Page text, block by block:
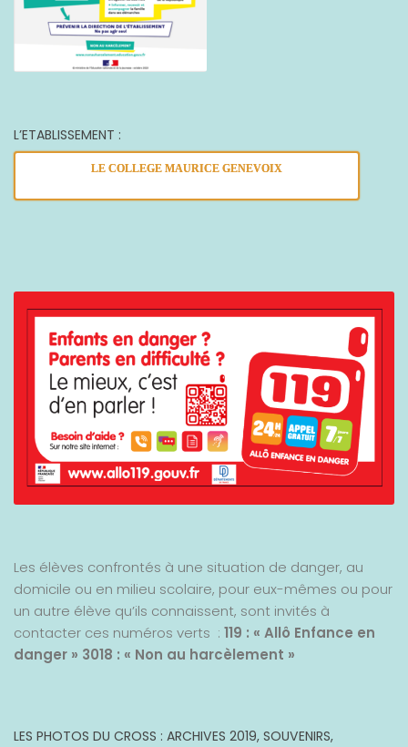
L’ETABLISSEMENT :
LE COLLEGE MAURICE GENEVOIX
Les élèves confrontés à une situation de danger, au
domicile ou en milieu scolaire, pour eux-mêmes ou pour
un autre élève qu’ils connaissent, sont invités à
contacter ces numéros verts : 119 : « Allô Enfance en
danger » 3018 : « Non au harcèlement »
LES PHOTOS DU CROSS : ARCHIVES 2019, SOUVENIRS,